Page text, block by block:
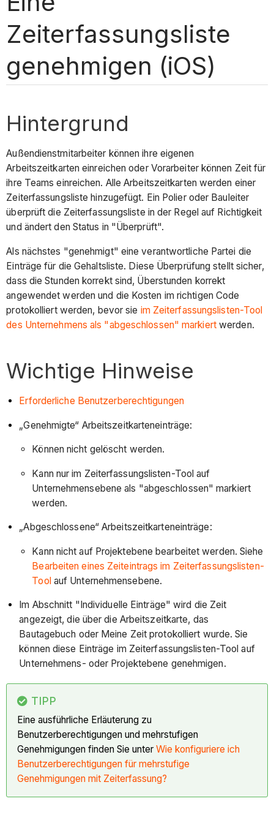
Zeiterfassungsliste
genehmigen (iOS)
Hintergrund
Außendienstmitarbeiter können ihre eigenen
Arbeitszeitkarten einreichen oder Vorarbeiter können Zeit für
ihre Teams einreichen. Alle Arbeitszeitkarten werden einer
Zeiterfassungsliste hinzugefügt. Ein Polier oder Bauleiter
überprüft die Zeiterfassungsliste in der Regel auf Richtigkeit
und ändert den Status in "Überprüft".
Als nächstes "genehmigt" eine verantwortliche Partei die
Einträge für die Gehaltsliste. Diese Überprüfung stellt sicher,
dass die Stunden korrekt sind, Überstunden korrekt
angewendet werden und die Kosten im richtigen Code
protokolliert werden, bevor sie im Zeiterfassungslisten-Tool
des Unternehmens als "abgeschlossen" markiertwerden.
Wichtige Hinweise
Erforderliche Benutzerberechtigungen
„Genehmigte“ Arbeitszeitkarteneinträge:
Können nicht gelöscht werden.
Kann nur im Zeiterfassungslisten-Tool auf
Unternehmensebene als "abgeschlossen" markiert
werden.
„Abgeschlossene“ Arbeitszeitkarteneinträge:
Kann nicht auf Projektebene bearbeitet werden. Siehe
Bearbeiten eines Zeiteintrags im Zeiterfassungslisten-
Toolauf Unternehmensebene.
Im Abschnitt "Individuelle Einträge" wird die Zeit
angezeigt, die über die Arbeitszeitkarte, das
Bautagebuch oder Meine Zeit protokolliert wurde. Sie
können diese Einträge im Zeiterfassungslisten-Tool auf
Unternehmens- oder Projektebene genehmigen.
TIPP
Eine ausführliche Erläuterung zu
Benutzerberechtigungen und mehrstufigen
Genehmigungen finden Sie unterWie konfiguriere ich
Benutzerberechtigungen für mehrstufige
Genehmigungen mit Zeiterfassung?